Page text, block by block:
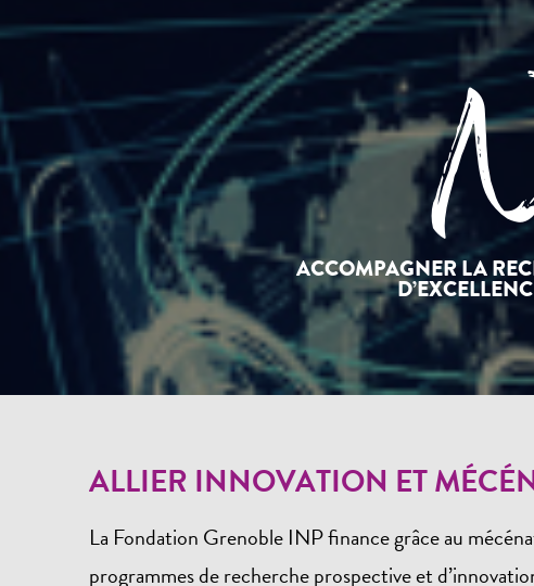
ACCOMPAGNER LA
ALLIER INNOVATION ET
La Fondation Grenoble INP finance grâce au
programmes de recherche prospective et